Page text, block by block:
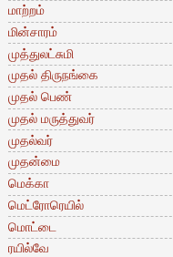
மாற்றம்
மின்சாரம்
முத்துலட்சுமி
முதல் திருநங்கை
முதல் பெண்
முதல் மருத்துவர்
முதல்வர்
முதன்மை
மெக்கா
மெட்ரோரெயில்
மொட்டை
ரயில்வே